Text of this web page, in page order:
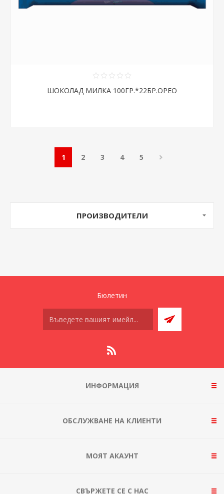
ШОКОЛАД МИЛКА 100ГР.*22БР.ОРЕО
1 2 3 4 5
ПРОИЗВОДИТЕЛИ
Бюлетин
ИНФОРМАЦИЯ
ОБСЛУЖВАНЕ НА КЛИЕНТИ
МОЯТ АКАУНТ
СВЪРЖЕТЕ СЕ С НАС